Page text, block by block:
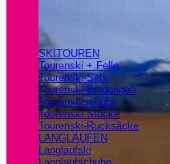
SKITOUREN
Tourenski + Felle
Tourenski-Sets
Tourenski-Bindungen
Tourenskischuhe
Tourenski Stöcke
Tourenski-Rucksäcke
LANGLAUFEN
Langlaufski